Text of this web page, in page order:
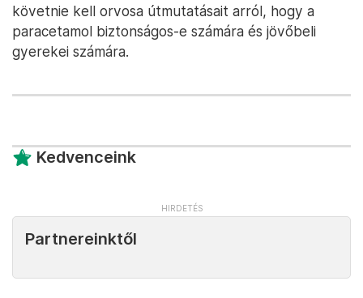
követnie kell orvosa útmutatásait arról, hogy a
paracetamol biztonságos-e számára és jövőbeli
gyerekei számára.
Kedvenceink
Partnereinktől